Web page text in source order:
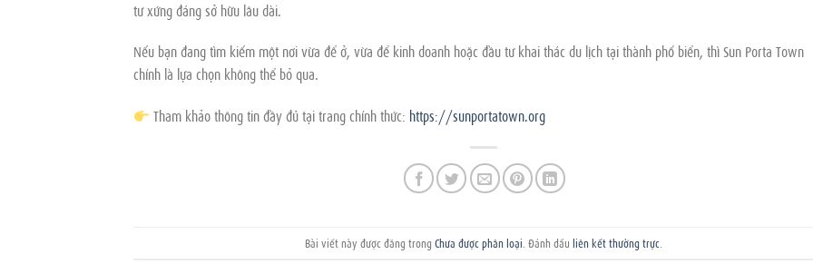
tư xứng đáng sở hữu lâu dài.
Nếu bạn đang tìm kiếm một nơi vừa để ở, vừa để kinh doanh hoặc đầu tư khai thác du lịch tại thành phố biển, thì Sun Porta Town
chính là lựa chọn không thể bỏ qua.
Tham khảo thông tin đầy đủ tại trang chính thức: https://sunportatown.org
Bài viết này được đăng trongChưa được phân loại . Đánh dấuliên kết thường trực